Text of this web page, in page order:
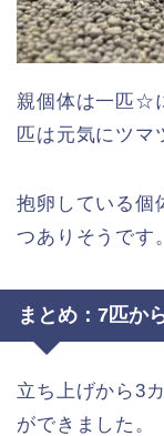
親個体は一匹☆
匹は元気にツマ
抱卵している個
つありそうです。
まとめ：7匹か
立ち上げから3
ができました。